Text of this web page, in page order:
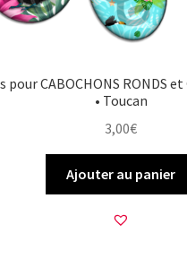
pour CABOCHONS RONDS et
• Toucan
3,00€
Ajouter au panier